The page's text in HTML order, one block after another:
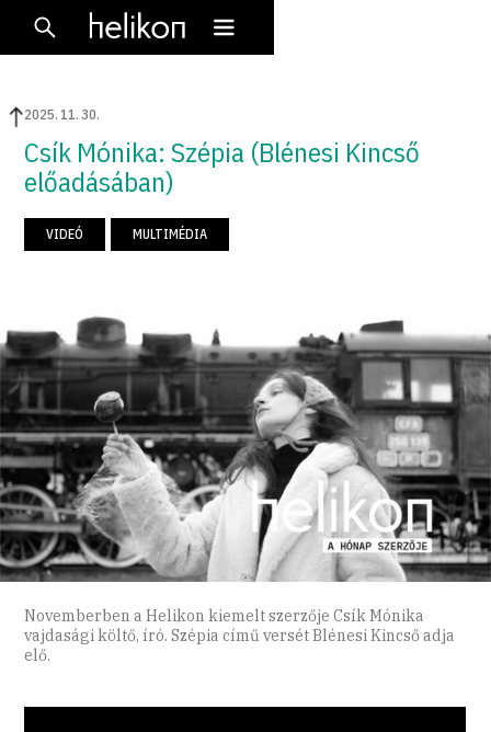
2025. 11.30.
Csík Mónika: Szépia (Blénesi Kincső
előadásában)
VIDEÓ MULTIMÉDIA
Novemberben a Helikon kiemelt szerzője Csík Mónika
vajdasági költő, író. Szépia című versét Blénesi Kincső adja
elő.